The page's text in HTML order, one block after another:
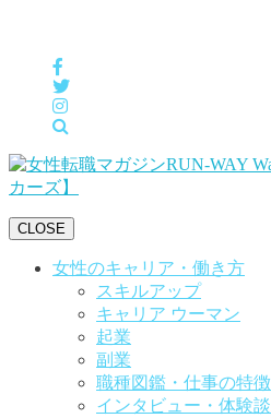
CLOSE
女性のキャリア・働き方
スキルアップ
キャリア ウーマン
起業
副業
職種図鑑・仕事の特徴
インタビュー・体験談